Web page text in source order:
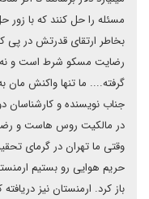
مسئله را حل کنند که با
بخاطر ارتقای قدرتش در پی
رضایت مسکو شرط است و
گرفته.... ما تنها واکنش مان
جناب نویسنده و کارشناسان
در مالکیت روس هاست و
وقتی ما تهران در گرمای
حریم هوایی رو بستیم
باز کرد. ارمنستان نیز